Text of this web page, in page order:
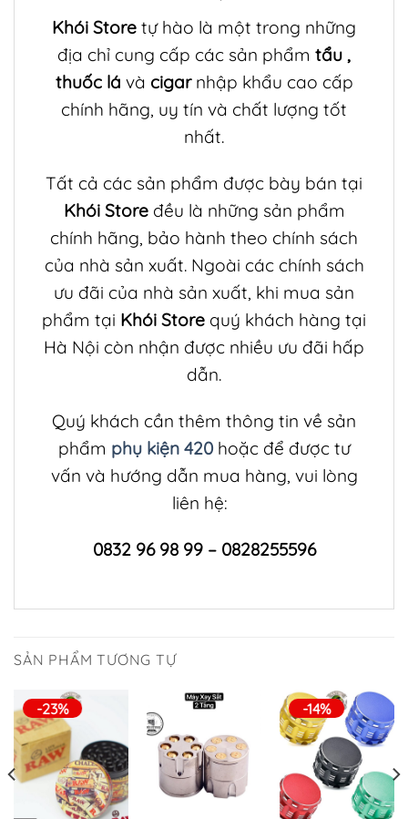
Khói Store tự hào là một trong những
địa chỉ cung cấp các sản phẩm tẩu ,
thuốc lá và cigar nhập khẩu cao cấp
chính hãng, uy tín và chất lượng tốt
nhất.
Tất cả các sản phẩm được bày bán tại
Khói Stoređều là những sản phẩm
chính hãng, bảo hành theo chính sách
của nhà sản xuất. Ngoài các chính sách
ưu đãi của nhà sản xuất, khi mua sản
phẩm tại Khói Store quý khách hàng tại
Hà Nội còn nhận được nhiều ưu đãi hấp
dẫn.
Quý khách cần thêm thông tin về sản
phẩm phụ kiện 420hoặc để được tư
vấn và hướng dẫn mua hàng, vui lòng
liên hệ:
0832 96 98 99 – 0828255596
SẢN PHẨM TƯƠNG TỰ
-23% -14%